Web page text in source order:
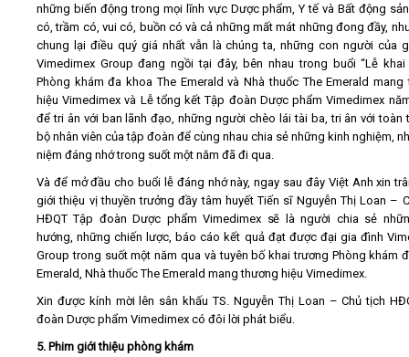
những biến động trong mọi lĩnh vực Dược phẩm, Y tế và Bất động
có, trầm có, vui có, buồn có và cả những mất mát những đong đầy,
chung lại điều quý giá nhất vẫn là chúng ta, những con người của
Vimedimex Group đang ngồi tại đây, bên nhau trong buổi “Lễ
Phòng khám đa khoa The Emerald và Nhà thuốc The Emerald mang
hiệu Vimedimex và Lễ tổng kết Tập đoàn Dược phẩm Vimedimex
để tri ân với ban lãnh đạo, những người chèo lái tài ba, tri ân với toàn
bộ nhân viên của tập đoàn để cùng nhau chia sẻ những kinh nghiệm,
niệm đáng nhớ trong suốt một năm đã đi qua.
Và để mở đầu cho buổi lễ đáng nhớ này, ngay sau đây Việt Anh xin
giới thiệu vị thuyền trưởng đầy tâm huyết Tiến sĩ Nguyễn Thị Loan –
HĐQT Tập đoàn Dược phẩm Vimedimex sẽ là người chia sẻ
hướng, những chiến lược, báo cáo kết quả đạt được đại gia đình
Group trong suốt một năm qua và tuyên bố khai trương Phòng khám
Emerald, Nhà thuốc The Emerald mang thương hiệu Vimedimex.
Xin được kính mời lên sân khấu TS. Nguyễn Thị Loan – Chủ tịch
đoàn Dược phẩm Vimedimex có đôi lời phát biểu.
5. Phim giới thiệu phòng khám